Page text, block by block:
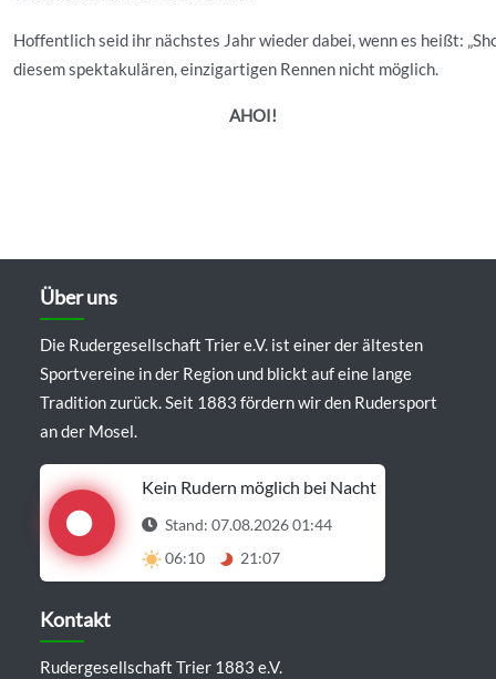
Hoffentlich seid ihr nächstes Jahr wieder dabei, wenn es heißt:
diesem spektakulären, einzigartigen Rennen nicht möglich.
AHOI!
Über uns
Die Rudergesellschaft Trier e.V. ist einer der ältesten
Sportvereine in der Region und blickt auf eine lange
Tradition zurück. Seit 1883 fördern wir den Rudersport
an der Mosel.
Kein Rudern möglich bei Nacht
Stand: 07.08.2026 01:44
06:10
21:07
Details anzeigen
Kontakt
Rudergesellschaft Trier 1883 e.V.